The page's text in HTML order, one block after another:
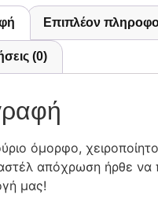
Επιπλέον
(0)
όμορφο,
απόχρωση ήρθε να
μας!